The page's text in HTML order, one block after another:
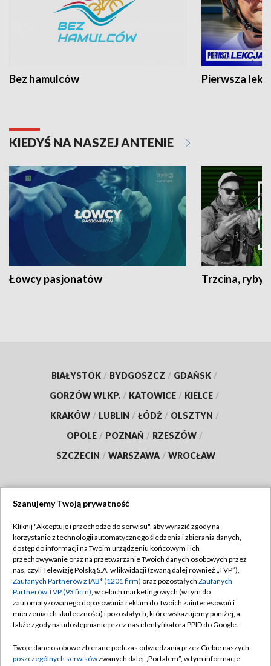
Bez hamulców Pierwsza
KIEDYŚ NA NASZEJ ANTENIE
Łowcy pasjonatów Trzcina, ryby
BIAŁYSTOK / BYDGOSZCZ / GDAŃSK /
GORZÓW WLKP. / KATOWICE / KIELCE /
KRAKÓW / LUBLIN / ŁÓDŹ / OLSZTYN /
OPOLE / POZNAŃ / RZESZÓW /
SZCZECIN / WARSZAWA / WROCŁAW
TVP
Abonament TVP
Emisja w TVP
Centrum informacji TVP
Naziemna Telewizja Cyfrowa
Rada Programowa
Regulamin TVP
Polityka prywatności
Moje zgody
Pomoc
Kontakt
Szanujemy Twoją prywatność
Kliknij "Akceptuję i przechodzę do serwisu", aby wyrazić zgody na
korzystanie z technologii automatycznego śledzenia i zbierania danych,
dostęp do informacji na Twoim urządzeniu końcowym i ich
przechowywanie oraz na przetwarzanie Twoich danych osobowych przez
nas, czyli Telewizję Polską S.A. w likwidacji (zwaną dalej również „TVP”),
Zaufanych Partnerów z IAB* (1201 firm) oraz pozostałych Zaufanych
Partnerów TVP (93 firm), w celach marketingowych (w tym do
zautomatyzowanego dopasowania reklam do Twoich zainteresowań i
mierzenia ich skuteczności) i pozostałych, które wskazujemy poniżej, a
także zgody na udostępnianie przez nas identyfikatora PPID do Google.
Twoje dane osobowe zbierane podczas odwiedzania przez Ciebie naszych
poszczególnych serwisówzwanych dalej „Portalem”, w tym informacje